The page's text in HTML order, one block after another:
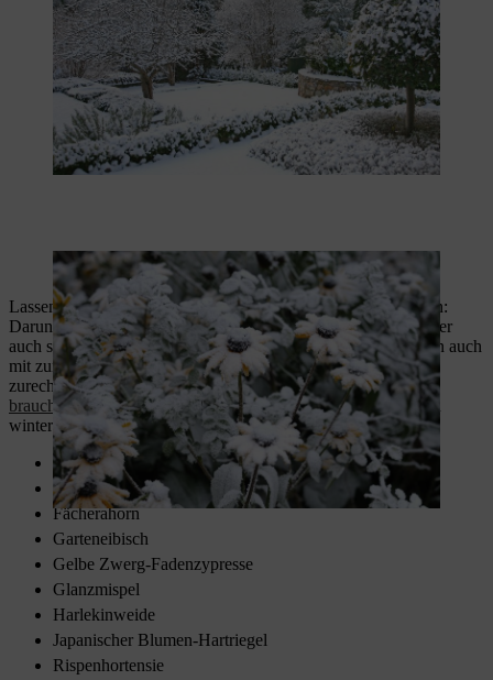
Winterharte Pflanzen schenken Vorfreude auf den Frühling.
Lassen Sie sich von unseren winterharten Favoriten inspirieren:
Darunter entdecken Sie einheimische winterharte Pflanzen, aber
auch solche, die nicht nur ausreichend winterhart sind, sondern auch
mit zunehmender Hitze und Trockenheit im Sommer
zurechtkommen. Zum Beispiel
Pflanzen, die wenig Wasser
brauchen
. Ebenso finden Sie in unserer Liste eine Auswahl an
winterharten
Bodendeckern undZiergräsern .
Besenheide
Christrose
Fächerahorn
Garteneibisch
Gelbe Zwerg-Fadenzypresse
Glanzmispel
Harlekinweide
Japanischer Blumen-Hartriegel
Rispenhortensie